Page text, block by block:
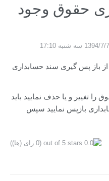
حقوق وجود
باز پس گیری سند حسابداری
تغییر و یا حذف نمایید باید
بازپس نمایید سپس
(0 رای (ها))